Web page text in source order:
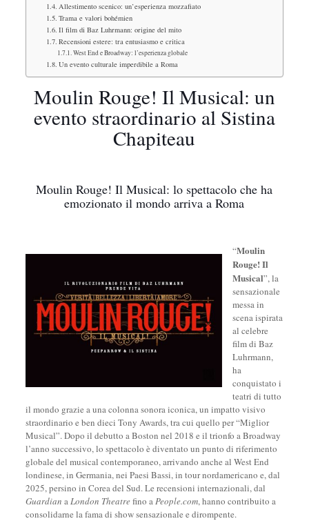
Allestimento scenico: un’esperienza mozzafiato
Trama e valori bohémien
Il film di Baz Luhrmann: origine del mito
Recensioni estere: tra entusiasmo e critica
West End e Broadway: l’esperienza globale
Un evento culturale imperdibile a Roma
Moulin Rouge! Il Musical: un
evento straordinario al Sistina
Chapiteau
Moulin Rouge! Il Musical: lo spettacolo che ha
emozionato il mondo arriva a Roma
“Moulin
Rouge! Il
Musical”, la
sensazionale
messa in
scena ispirata
al celebre
film di Baz
Luhrmann,
ha
conquistato i
teatri di tutto
il mondo grazie a una colonna sonora iconica, un impatto visivo
straordinario e ben dieci Tony Awards, tra cui quello per “Miglior
Musical”. Dopo il debutto a Boston nel 2018 e il trionfo a Broadway
l’anno successivo, lo spettacolo è diventato un punto di riferimento
globale del musical contemporaneo, arrivando anche al West End
londinese, in Germania, nei Paesi Bassi, in tour nordamericano e, dal
2025, persino in Corea del Sud. Le recensioni internazionali, dal
Guardian aLondon Theatrefino aPeople.com, hanno contribuito a
consolidarne la fama di show sensazionale e dirompente.